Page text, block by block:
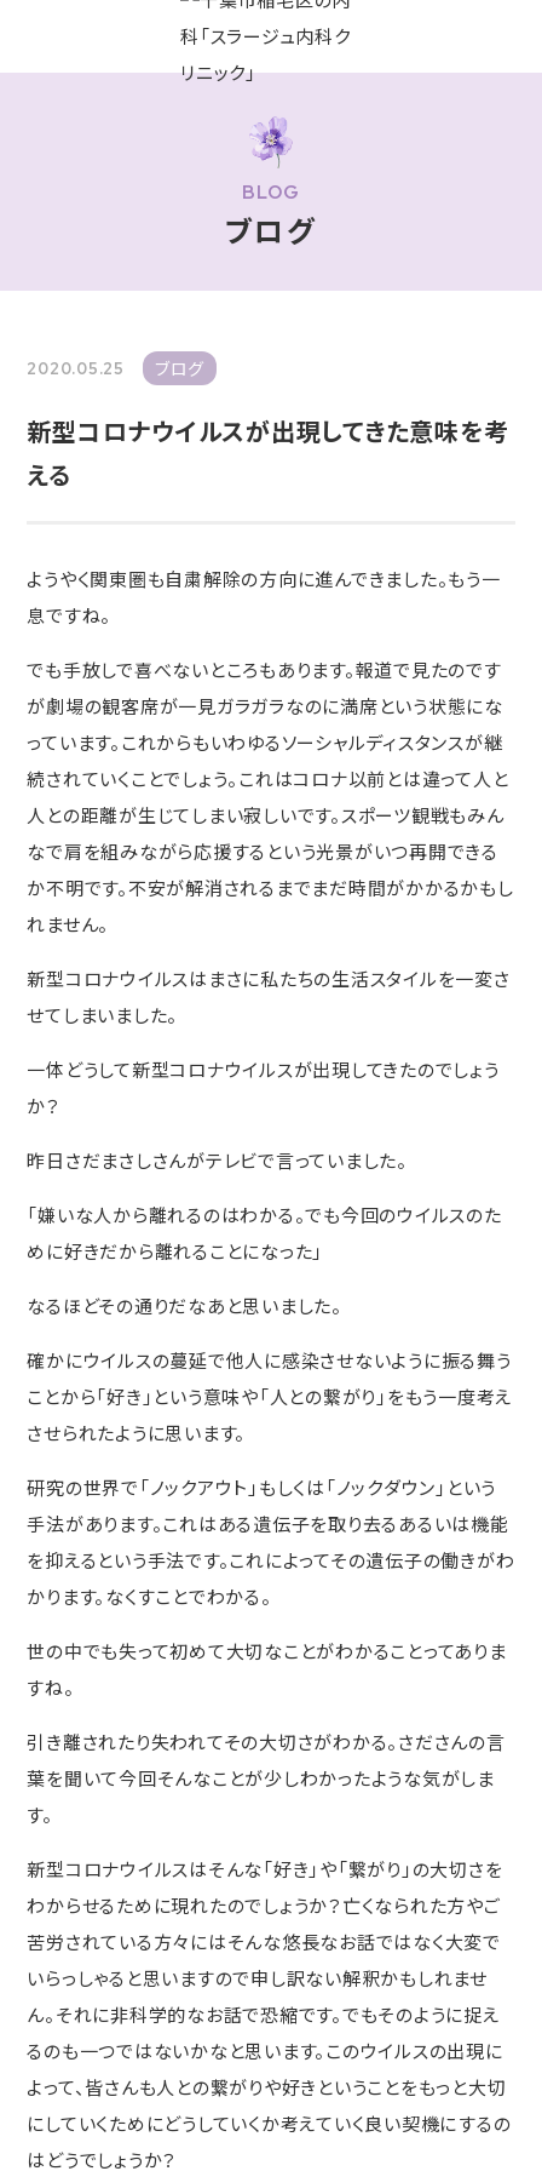
BLOG
ブログ
2020.05.25 ブログ
新型コロナウイルスが出現してきた意味を考
える
ようやく関東圏も自粛解除の方向に進んできました。もう一
息ですね。
でも手放しで喜べないところもあります。報道で見たのです
が劇場の観客席が一見ガラガラなのに満席という状態にな
っています。これからもいわゆるソーシャルディスタンスが継
続されていくことでしょう。これはコロナ以前とは違って人と
人との距離が生じてしまい寂しいです。スポーツ観戦もみん
なで肩を組みながら応援するという光景がいつ再開できる
か不明です。不安が解消されるまでまだ時間がかかるかもし
れません。
新型コロナウイルスはまさに私たちの生活スタイルを一変さ
せてしまいました。
一体どうして新型コロナウイルスが出現してきたのでしょう
か？
昨日さだまさしさんがテレビで言っていました。
「嫌いな人から離れるのはわかる。でも今回のウイルスのた
めに好きだから離れることになった」
なるほどその通りだなあと思いました。
確かにウイルスの蔓延で他人に感染させないように振る舞う
ことから「好き」という意味や「人との繋がり」をもう一度考え
させられたように思います。
研究の世界で「ノックアウト」もしくは「ノックダウン」という
手法があります。これはある遺伝子を取り去るあるいは機能
を抑えるという手法です。これによってその遺伝子の働きがわ
かります。なくすことでわかる。
世の中でも失って初めて大切なことがわかることってありま
すね。
引き離されたり失われてその大切さがわかる。さださんの言
葉を聞いて今回そんなことが少しわかったような気がしま
す。
新型コロナウイルスはそんな「好き」や「繋がり」の大切さを
わからせるために現れたのでしょうか？亡くなられた方やご
苦労されている方々にはそんな悠長なお話ではなく大変で
いらっしゃると思いますので申し訳ない解釈かもしれませ
ん。それに非科学的なお話で恐縮です。でもそのように捉え
るのも一つではないかなと思います。このウイルスの出現に
よって、皆さんも人との繋がりや好きということをもっと大切
にしていくためにどうしていくか考えていく良い契機にするの
はどうでしょうか？